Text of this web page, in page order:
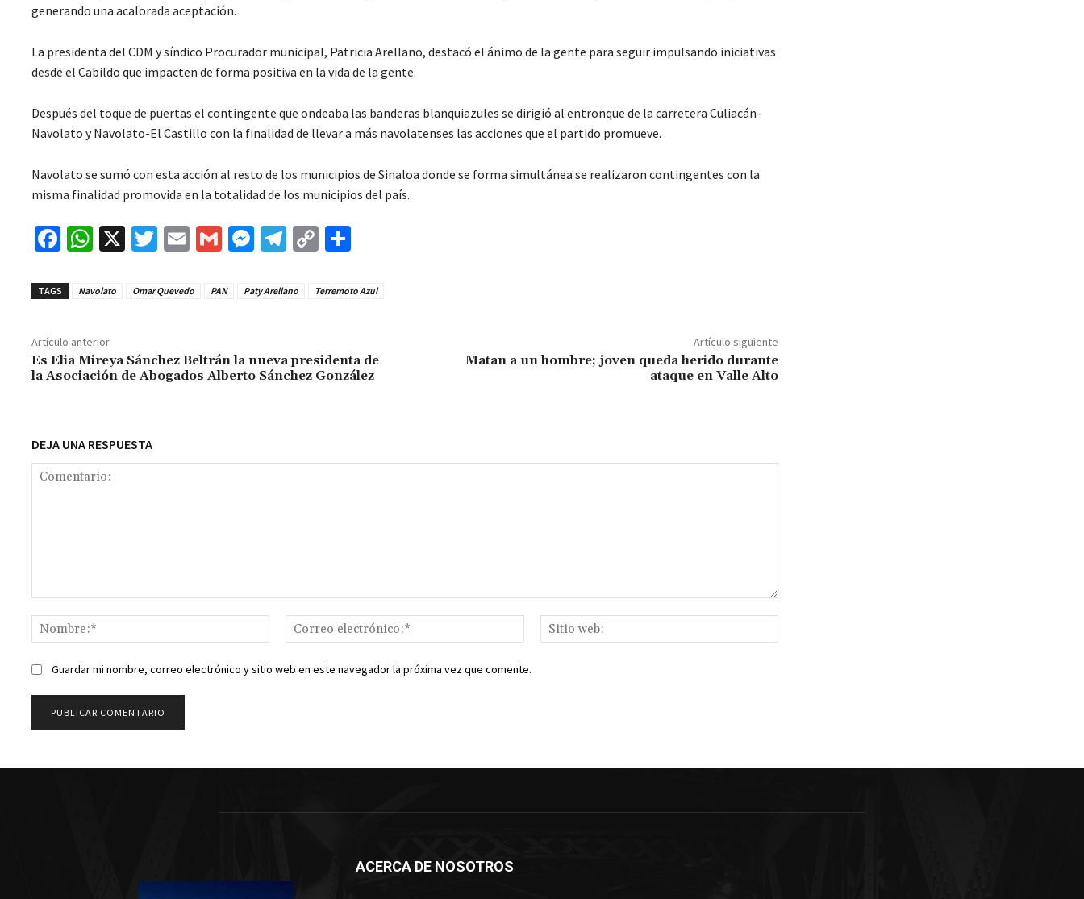
generando una acalorada aceptación.
La presidenta del CDM y síndico Procurador municipal, Patricia Arellano, destacó el ánimo de la gente para seguir impulsando iniciativas
desde el Cabildo que impacten de forma positiva en la vida de la gente.
Después del toque de puertas el contingente que ondeaba las banderas blanquiazules se dirigió al entronque de la carretera Culiacán-
Navolato y Navolato-El Castillo con la finalidad de llevar a más navolatenses las acciones que el partido promueve.
Navolato se sumó con esta acción al resto de los municipios de Sinaloa donde se forma simultánea se realizaron contingentes con la
misma finalidad promovida en la totalidad de los municipios del país.
Fa
b
o
k
W
at
p
p
X
T
tt
E
ai
G
ai
M
se
r
Te
gr
C
p
n
m
tir
TAGS Navolato Omar Quevedo PAN Paty Arellano Terremoto Azul
Artículo anterior
Es Elia Mireya Sánchez Beltrán la nueva presidenta de
la Asociación de Abogados Alberto Sánchez González
Artículo siguiente
Matan a un hombre; joven queda herido durante
ataque en Valle Alto
DEJA UNA RESPUESTA
Nombre:*
Correo
electrónico:*
web:
Guardar mi nombre, correo electrónico y sitio web en este navegador la próxima vez que comente.
ACERCA DE NOSOTROS